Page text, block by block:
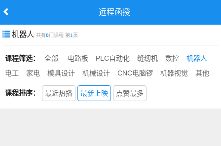
远程函授
机器人共有0门课程 第1 页
课程筛选： 全部 电路板 PLC自动化 缝纫机 数控
机器人
电工
家电 模具设计 机械设计 CNC电脑锣 机器视觉 其他
课程排序： 最近热播 最新上映 点赞最多